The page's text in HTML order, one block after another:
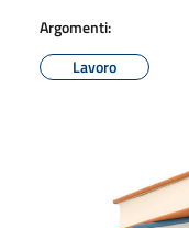
Argomenti:
Lavoro